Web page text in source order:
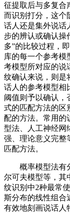
征提取后与多复合
而识别打分，这个
话人还是集外说话
步的辨认或确认操
多”的比较过程，
库的每一个参考模
考模型所对应的说
纹确认来说，则是
话人的参考模型相
阈值则予以确认，
式的匹配方法的区
配的方法。常用的
型法、人工神经网
强、理论意义完整
匹配方法。
概率模型法有分
尔可夫模型等，其
纹识别中2种最常
斯分布的线性组合
有效地刻画说话人